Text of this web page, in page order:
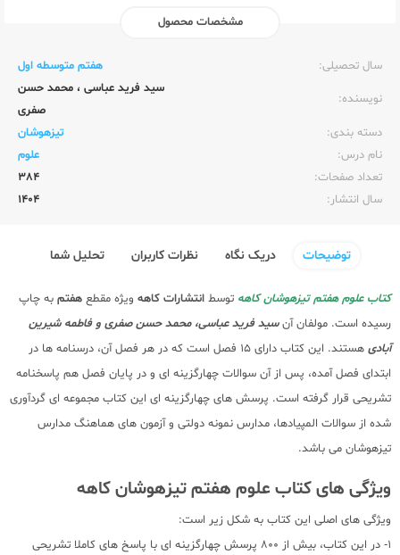
مشخصات محصول
سال تحصیلی:‌
هفتم متوسطه اول
نویسنده:‌
سید فرید عباسی ، محمد حسن
صفری
دسته بندی:
تیزهوشان
نام درس:
علوم
تعداد صفحات:‌
384
سال انتشار:‌
1404
توضیحات دریک نگاه نظرات کاربران تحلیل شما
کتاب علوم هفتم تیزهوشان کاهه توسط انتشارات کاهه ویژه مقطع هفتم به چاپ
رسیده است. مولفان آنسید فرید عباسی، محمد حسن صفری و فاطمه شیرین
آبادی
هستند. این کتاب دارای 15 فصل است که در هر فصل آن، درسنامه ها در
ابتدای فصل آمده، پس از آن سوالات چهارگزینه ای و در پایان فصل هم پاسخنامه
تشریحی قرار گرفته است. پرسش های چهارگزینه ای این کتاب مجموعه ای گردآوری
شده از سوالات المپیادها، مدارس نمونه دولتی و آزمون های هماهنگ مدارس
تیزهوشان می باشد.
ویژگی های کتاب علوم هفتم تیزهوشان کاهه
ویژگی های اصلی این کتاب به شکل زیر است:
1- در این کتاب، بیش از 800 پرسش چهارگزینه ای با پاسخ های کاملا تشریحی